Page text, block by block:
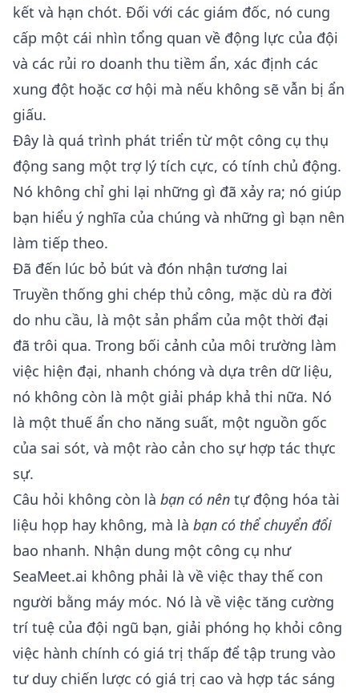
kết và hạn chót. Đối với các giám đốc, nó cung
cấp một cái nhìn tổng quan về động lực của đội
và các rủi ro doanh thu tiềm ẩn, xác định các
xung đột hoặc cơ hội mà nếu không sẽ vẫn bị ẩn
giấu.
Đây là quá trình phát triển từ một công cụ thụ
động sang một trợ lý tích cực, có tính chủ động.
Nó không chỉ ghi lại những gì đã xảy ra; nó giúp
bạn hiểu ý nghĩa của chúng và những gì bạn nên
làm tiếp theo.
Đã đến lúc bỏ bút và đón nhận tương lai
Truyền thống ghi chép thủ công, mặc dù ra đời
do nhu cầu, là một sản phẩm của một thời đại
đã trôi qua. Trong bối cảnh của môi trường làm
việc hiện đại, nhanh chóng và dựa trên dữ liệu,
nó không còn là một giải pháp khả thi nữa. Nó
là một thuế ẩn cho năng suất, một nguồn gốc
của sai sót, và một rào cản cho sự hợp tác thực
sự.
Câu hỏi không còn là bạn có nên tự động hóa tài
liệu họp hay không, mà là bạn có thể chuyển đổi
bao nhanh. Nhận dung một công cụ như
SeaMeet.ai không phải là về việc thay thế con
người bằng máy móc. Nó là về việc tăng cường
trí tuệ của đội ngũ bạn, giải phóng họ khỏi công
việc hành chính có giá trị thấp để tập trung vào
tư duy chiến lược có giá trị cao và hợp tác sáng